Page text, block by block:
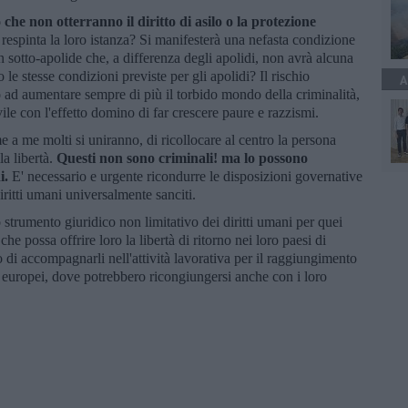
non otterranno il diritto di asilo o la protezione
la loro istanza? Si manifesterà una nefasta condizione
apolide che, a differenza degli apolidi, non avrà alcuna
le stesse condizioni previste per gli apolidi? Il rischio
aumentare sempre di più il torbido mondo della criminalità,
con l'effetto domino di far crescere paure e razzismi.
a me molti si uniranno, di ricollocare al centro la persona
libertà. Questi non sono criminali! ma lo possono
E' necessario e urgente ricondurre le disposizioni governative
umani universalmente sanciti.
giuridico non limitativo dei diritti umani per quei
possa offrire loro la libertà di ritorno nei loro paesi di
accompagnarli nell'attività lavorativa per il raggiungimento
dove potrebbero ricongiungersi anche con i loro